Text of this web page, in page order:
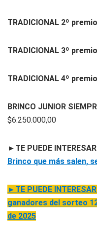
TRADICIONAL 2º
TRADICIONAL 3º
TRADICIONAL 4º
BRINCO JUNIOR
$6.250.000,00
►TE PUEDE
Brinco que más salen,
►TE PUEDE
ganadores del sorteo
de 2025